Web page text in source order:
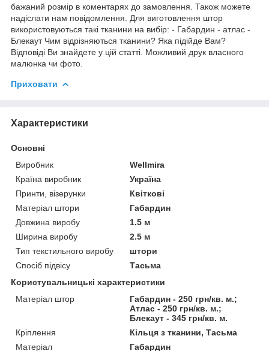
бажаний розмір в коментарях до замовлення. Також можете
надіслати нам повідомлення. Для виготовлення штор
використовуються такі тканини на вибір: - Габардин - атлас -
Блекаут Чим відрізняються тканини? Яка підійде Вам?
Відповіді Ви знайдете у цій статті. Можливий друк власного
малюнка чи фото.
Приховати
Характеристики
Основні
Виробник
Wellmira
Країна виробник
Україна
Принти, візерунки
Квіткові
Матеріал штори
Габардин
Довжина виробу
1.5 м
Ширина виробу
2.5 м
Тип текстильного виробу
штори
Спосіб підвісу
Тасьма
Користувальницькі характеристики
Матеріал штор
Габардин - 250 грн/кв. м.;
Атлас - 250 грн/кв. м.;
Блекаут - 345 грн/кв. м.
Кріплення
Кільця з тканини, Тасьма
Матеріал
Габардин